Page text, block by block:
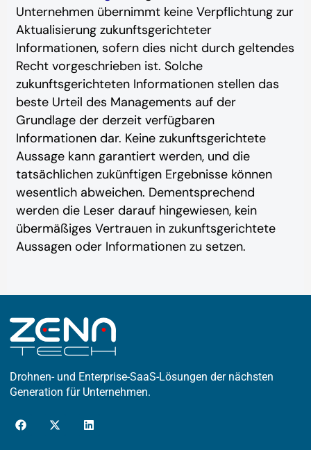
Unternehmen übernimmt ‎‎‎keine Verpflichtung zur
Aktualisierung zukunftsgerichteter
‎Informationen, ‎‎‎‎sofern dies nicht durch geltendes
Recht vorgeschrieben ist. Solche
zukunftsgerichteten ‎Informationen stellen ‎‎‎‎‎das
beste Urteil des Managements auf der
Grundlage der derzeit verfügbaren
Informationen dar. ‎‎‎Keine zukunftsgerichtete
‎‎‎‎Aussage ‎kann garantiert werden, und die
tatsächlichen zukünftigen Ergebnisse können
wesentlich abweichen. ‎‎‎Dementsprechend
werden die Leser ‎‎‎‎darauf hingewiesen, kein
übermäßiges Vertrauen in zukunftsgerichtete
Aussagen oder ‎‎‎Informationen zu setzen.
Drohnen- und Enterprise-SaaS-Lösungen der nächsten
Generation für Unternehmen.
F
a
X
-
L
i